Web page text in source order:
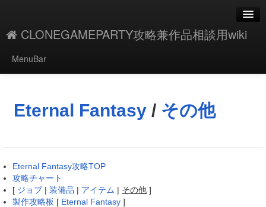
CLONEGAMEPARTY攻略兼作品相談用wiki
MenuBar
添付
最終更新
一覧
Eternal Fantasy / その他
Eternal Fantasy攻略TOP
攻略チャート
[ ジョブ | 装備品 | アイテム | その他 ]
製作攻略板 [ Eternal Fantasy ]